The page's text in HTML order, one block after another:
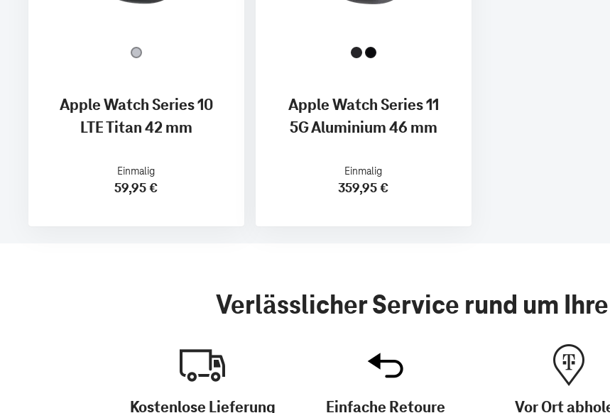
Apple Watch Series 10
LTE Titan 42 mm
Einmalig
59,95 €
Apple Watch Series 11
5G Aluminium 46 mm
Einmalig
359,95 €